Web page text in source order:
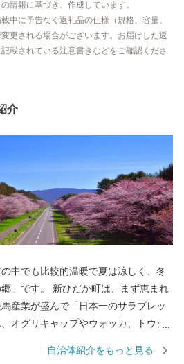
情報に基づき、作成しています。
中に予告なく返礼品の仕様（規格、容量、
更される場合がございます。お届けした返
載されている注意書きなどをご確認くださ
介
中でも比較的温暖で夏は涼しく、冬
」です。 新ひだか町は、まず恵まれ
産業が盛んで「日本一のサラブレッ
オグリキャップやウォッカ、トウシ
ます。 そして、春には壮大な二十間
自治体紹介をもっと見る